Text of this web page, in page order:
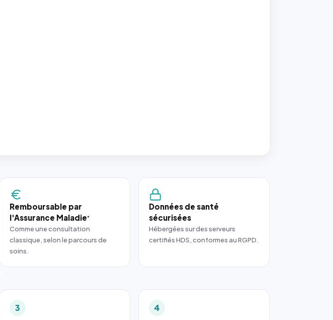
Remboursable par
l'Assurance Maladie*
Comme une consultation
classique, selon le parcours de
soins.
Données de santé
sécurisées
Hébergées sur des serveurs
certifiés HDS, conformes au RGPD.
3
4